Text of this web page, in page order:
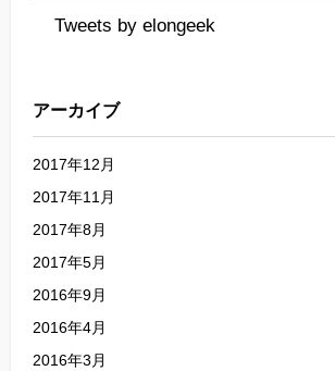
Tweets by elongeek
アーカイブ
2017年12月
2017年11月
2017年8月
2017年5月
2016年9月
2016年4月
2016年3月